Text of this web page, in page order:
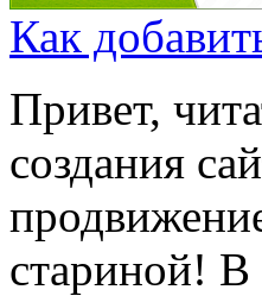
Как
Привет,
создания
стариной! В